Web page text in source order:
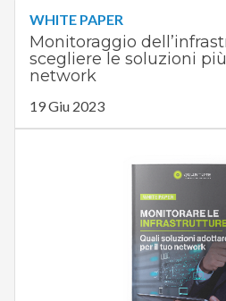
WHITE PAPER
Monitoraggio
scegliere le soluzioni
network
19 Giu 2023